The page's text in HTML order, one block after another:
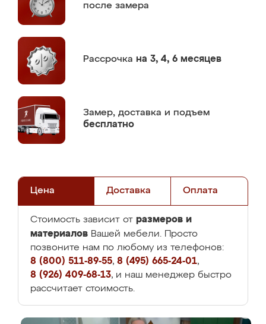
после замера
Рассрочка на 3, 4, 6 месяцев
Замер, доставка и подъем
бесплатно
Цена Доставка Оплата
Стоимость зависит от размеров и
материалов Вашей мебели. Просто
позвоните нам по любому из телефонов:
8 (800) 511-89-55, 8 (495) 665-24-01,
8 (926) 409-68-13, и наш менеджер быстро
рассчитает стоимость.